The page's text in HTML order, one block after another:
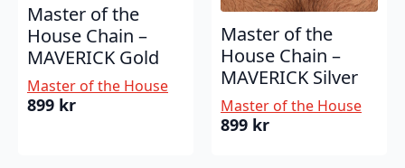
Master of the
House Chain –
MAVERICK Gold
Master of the House
899 kr
Master of the
House Chain –
MAVERICK Silver
Master of the House
899 kr